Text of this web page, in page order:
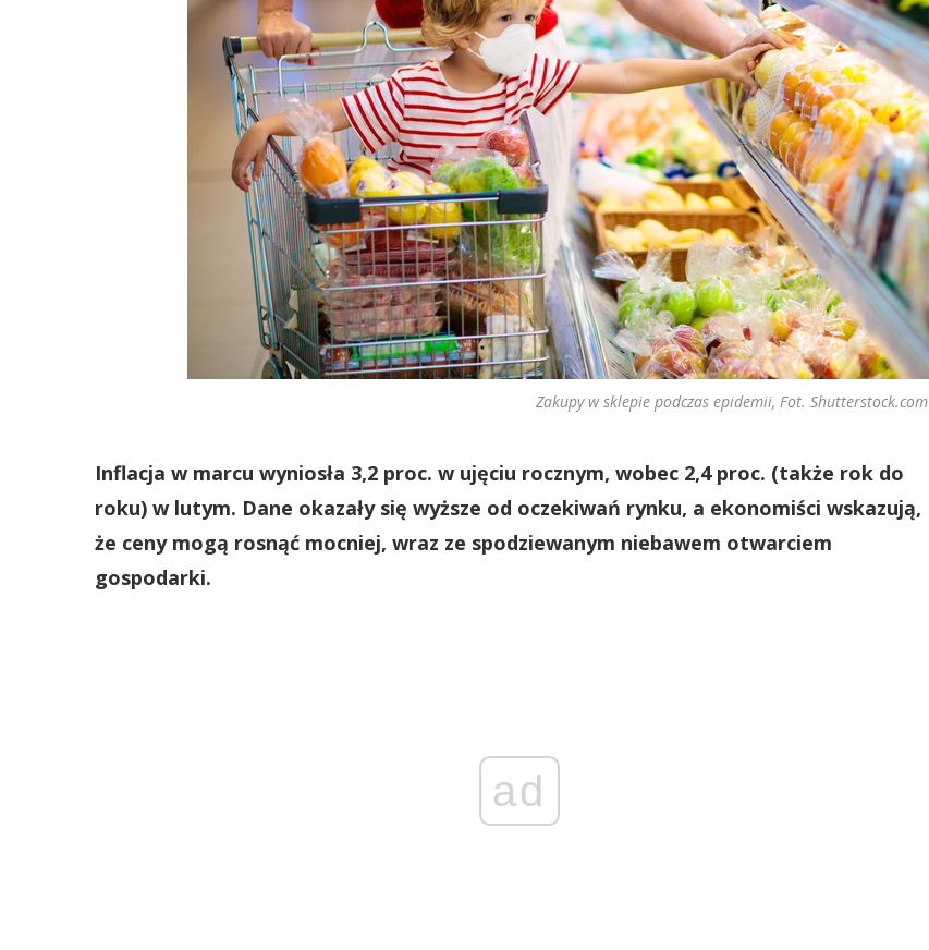
Zakupy w sklepie podczas epidemii, Fot. Shutterstock.com
Inflacja w marcu wyniosła 3,2 proc. w ujęciu rocznym, wobec 2,4 proc. (także rok do
roku) w lutym. Dane okazały się wyższe od oczekiwań rynku, a ekonomiści wskazują,
że ceny mogą rosnąć mocniej, wraz ze spodziewanym niebawem otwarciem
gospodarki.
ad